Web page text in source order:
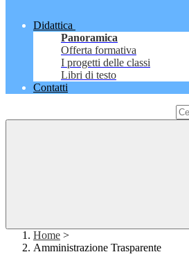
Didattica
Panoramica
Offerta formativa
I progetti delle classi
Libri di testo
Contatti
Home >
Amministrazione Trasparente